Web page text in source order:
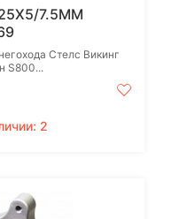
7.5ММ
Стелс Викинг
S800...
2